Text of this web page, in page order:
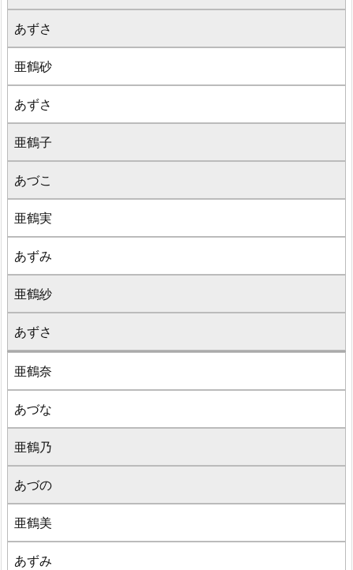
あずさ
亜鶴砂
あずさ
亜鶴子
あづこ
亜鶴実
あずみ
亜鶴紗
あずさ
亜鶴奈
あづな
亜鶴乃
あづの
亜鶴美
あずみ